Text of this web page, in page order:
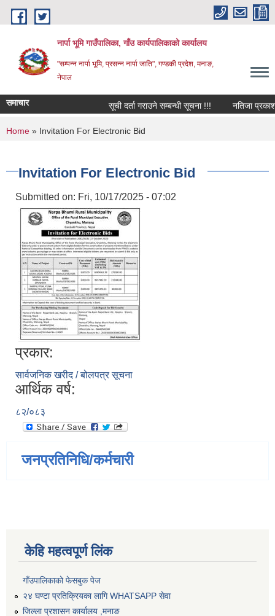
Skip to main content
नार्पा भूमि गाउँपालिका, गाँउ कार्यपालिकाको कार्यालय
"सम्पन्न नार्पा भूमि, प्रसन्न नार्पा जाति", गण्डकी प्रदेश, मनाङ,
नेपाल
समाचार सूची दर्ता गराउने सम्बन्धी सूचना !!! नतिजा
You are here
Home » Invitation For Electronic Bid
Invitation For Electronic Bid
Submitted on: Fri, 10/17/2025 - 07:02
प्रकार:
सार्वजनिक खरीद / बोलपत्र सूचना
आर्थिक वर्ष:
८२/०८३
जनप्रतिनिधि/कर्मचारी
केहि महत्वपूर्ण लिंक
गाँउपालिकाको फेसबुक पेज
२४ घण्टा प्रतिक्रियका लागि WHATSAPP सेवा
जिल्ला प्रशासन कार्यालय ,मनाङ